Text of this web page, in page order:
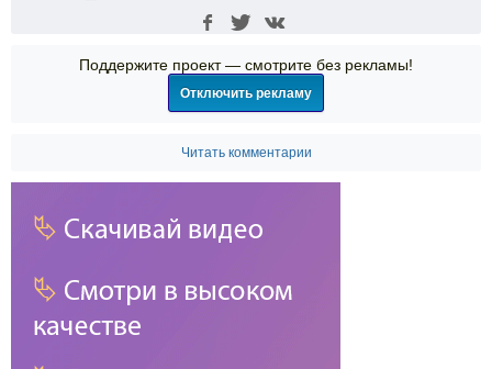
Поддержите проект — смотрите без рекламы!
Отключить рекламу
Читать комментарии